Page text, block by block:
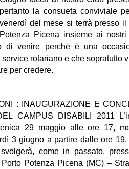
pertanto la consueta conviviale
venerdì del mese si terrà presso
Potenza Picena insieme ai
di venire perchè è una
rotariano e che sopratutto
per credere.
: INAUGURAZIONE E
CAMPUS DISABILI 2011
29 maggio alle ore 17,
3 giugno a partire dalle ore
come in passato,
Potenza Picena (MC) –